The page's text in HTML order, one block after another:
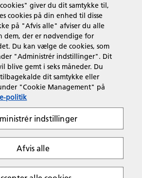
Anvendelsesvilkår
Whistleblowing Policy
giver du dit samtykke til,
cookies på din enhed til disse
på "Afvis alle" afviser du alle
dem, der er nødvendige for
Du kan vælge de cookies, som
"Administrér indstillinger". Dit
blive gemt i seks måneder. Du
dit samtykke eller
"Cookie Management" på
politik
indstillinger
Afvis alle